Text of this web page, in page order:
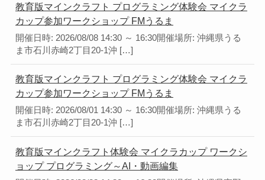
教育版マインクラフト プログラミング体験会 マイクラ
カップ参加ワークショップ FMうるま
開催日時: 2026/08/08 14:30 ～ 16:30開催場所: 沖縄県うる
ま市石川赤崎2丁目20-1沖 […]
教育版マインクラフト プログラミング体験会 マイクラ
カップ参加ワークショップ FMうるま
開催日時: 2026/08/01 14:30 ～ 16:30開催場所: 沖縄県うる
ま市石川赤崎2丁目20-1沖 […]
教育版マインクラフト体験会 マイクラカップ ワークシ
ョップ プログラミング～AI・動画編集